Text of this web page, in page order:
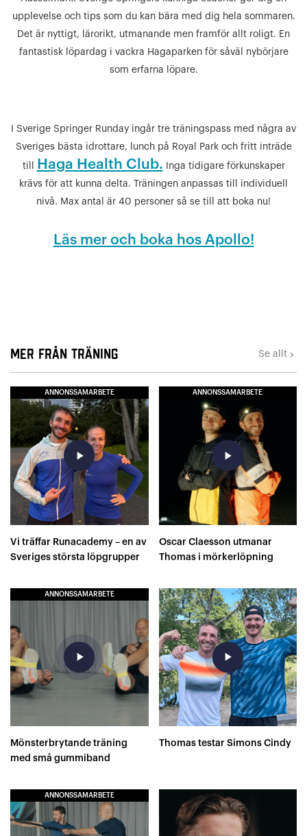
upplevelse och tips som du kan bära med dig hela sommaren.
Det är nyttigt, lärorikt, utmanande men framför allt roligt. En
fantastisk löpardag i vackra Hagaparken för såväl nybörjare
som erfarna löpare.
I Sverige Springer Runday ingår tre träningspass med några av
Sveriges bästa idrottare, lunch på Royal Park och fritt inträde
till
Haga Health Club. Inga tidigare förkunskaper
krävs för att kunna delta. Träningen anpassas till individuell
nivå. Max antal är 40 personer så se till att boka nu!
Läs mer och boka hos Apollo!
Mer från Träning Se allt keyboard_arrow_right
ANNONSSAMARBETE
play_arrow
Vi träffar Runacademy – en av
Sveriges största löpgrupper
ANNONSSAMARBETE
play_arrow
Oscar Claesson utmanar
Thomas i mörkerlöpning
ANNONSSAMARBETE
play_arrow
Mönsterbrytande träning
med små gummiband
play_arrow
Thomas testar Simons Cindy
ANNONSSAMARBETE